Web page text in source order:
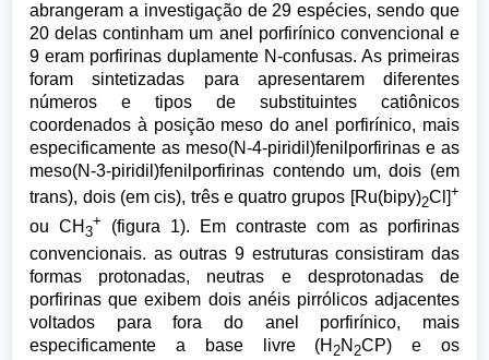
abrangeram a investigação de 29 espécies, sendo que
20 delas continham um anel porfirínico convencional e
9 eram porfirinas duplamente N-confusas. As primeiras
foram sintetizadas para apresentarem diferentes
números e tipos de substituintes catiônicos
coordenados à posição meso do anel porfirínico, mais
especificamente as meso(N-4-piridil)fenilporfirinas e as
meso(N-3-piridil)fenilporfirinas contendo um, dois (em
trans), dois (em cis), três e quatro grupos [Ru(bipy)2Cl]+
ou CH3
+
(figura 1). Em contraste com as porfirinas
convencionais. as outras 9 estruturas consistiram das
formas protonadas, neutras e desprotonadas de
porfirinas que exibem dois anéis pirrólicos adjacentes
voltados para fora do anel porfirínico, mais
especificamente a base livre (H 2N 2CP) e os